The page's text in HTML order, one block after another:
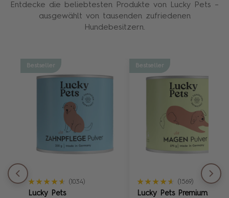
Entdecke die beliebtesten Produkte von Lucky Pets –
ausgewählt von tausenden zufriedenen
Hundebesitzern.
Bestseller
★★★★★
★★★★★ (1034)
Lucky Pets
Bestseller
★★★★★
★★★★★ (1569)
Lucky Pets Premium